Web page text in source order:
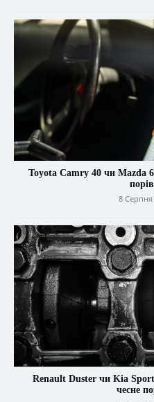
Toyota Camry 40 чи Mazda
8 Серпня
Renault Duster чи Kia
чесне